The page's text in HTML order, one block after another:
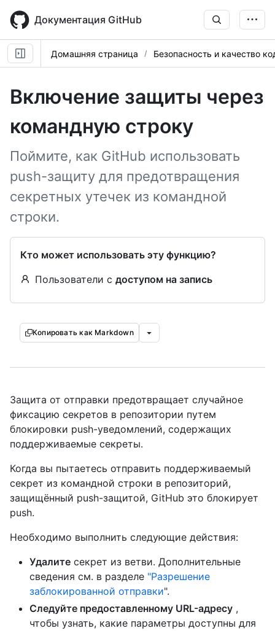
main
content
Документация GitHub
Домашняя страница Безопасность и качество
Включение защиты через
командную строку
Поймите, как GitHub использовать
push-защиту для предотвращения
секретных утечек из командной
строки.
Кто может использовать эту функцию?
Пользователи с доступом на запись
Копировать как Markdown
Защита от отправки предотвращает случайное
фиксацию секретов в репозитории путем
блокировки push-уведомлений, содержащих
поддерживаемые секреты.
Когда вы пытаетесь отправить поддерживаемый
секрет из командной строки в репозиторий,
защищённый push-защитой, GitHub это блокирует
push.
Необходимо выполнить следующие действия:
Удалите секрет из ветви. Дополнительные
сведения см. в разделе "Разрешение
заблокированной отправки".
Следуйте предоставленному URL-адресу ,
чтобы узнать, какие параметры доступны для